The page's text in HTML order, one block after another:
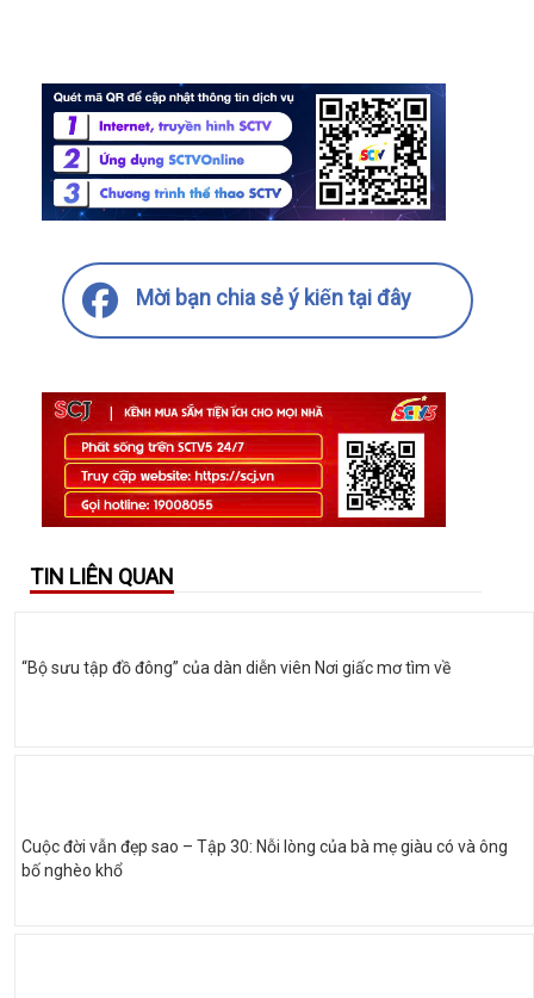
Mời bạn chia sẻ ý kiến tại đây
TIN LIÊN QUAN
“Bộ sưu tập đồ đông” của dàn diễn viên Nơi giấc mơ tìm về
Cuộc đời vẫn đẹp sao – Tập 30: Nỗi lòng của bà mẹ giàu có và ông
bố nghèo khổ